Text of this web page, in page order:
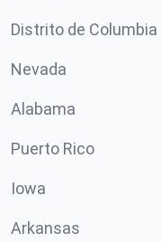
Distrito de Columbia
Nevada
Alabama
Puerto Rico
Iowa
Arkansas